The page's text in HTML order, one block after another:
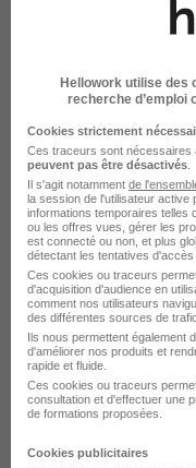
CDI
Cette offre n’est
Commercial
Led Région Idf -
Paris 8e - 75 CDI
Cette offre n’est
Stagiaire
Paris 8e - 75
Cette offre n’est
Hellowork utilise des
recherche d’emploi
Cookies strictement
Ces traceurs sont nécessaires
peuvent pas être désactivés
Il s'agit notamment de
la session de l'utilisateur active
informations temporaires telles
ou les offres vues, gérer les
est connecté ou non, et plus
détectant les tentatives
Ces cookies ou traceurs
d'acquisition d'audience en
comment nos utilisateurs
des différentes sources de trafic.
Ils nous permettent également
d'améliorer nos produits et
rapide et fluide.
Ces cookies ou traceurs
consultation et d'effectuer une
de formations proposées.
Cookies publicitaires